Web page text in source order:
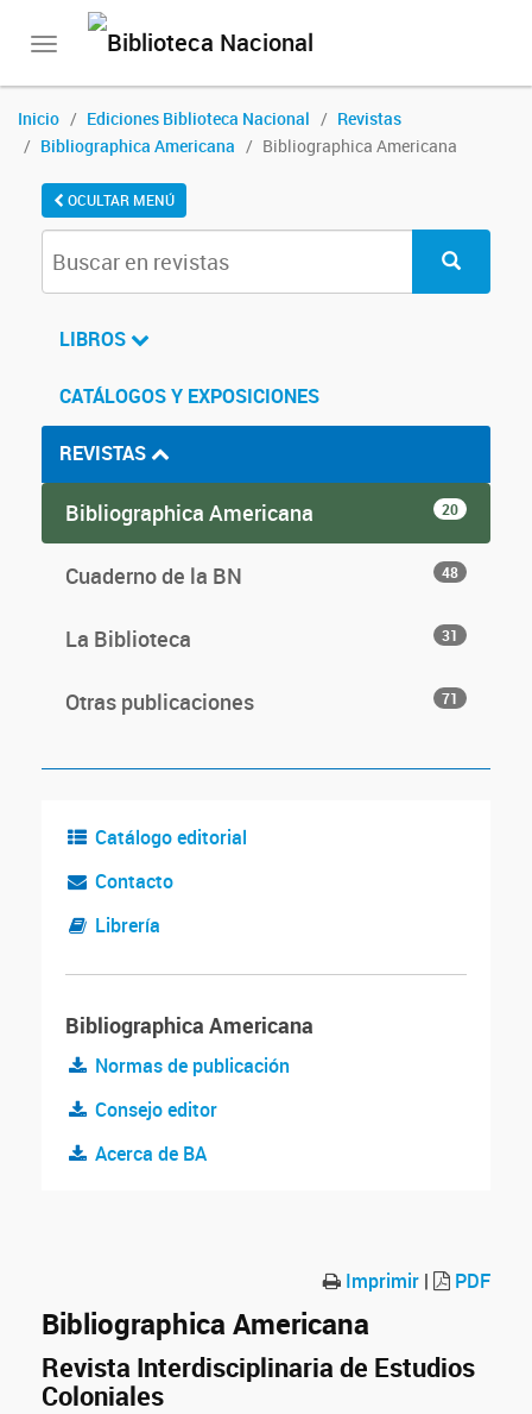
Toggle
Inicio Ediciones Biblioteca Nacional
Revistas
Bibliographica Americana
Bibliographica Americana
OCULTAR MENÚ
LIBROS
CATÁLOGOS Y EXPOSICIONES
REVISTAS
Bibliographica Americana 20
Cuaderno de la BN 48
La Biblioteca 31
Otras publicaciones 71
Catálogo editorial
Contacto
Librería
Bibliographica Americana
Normas de publicación
Consejo editor
Acerca de BA
Imprimir | PDF
Bibliographica Americana
Revista Interdisciplinaria de Estudios
Coloniales